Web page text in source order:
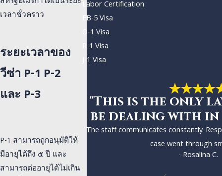
เวลาชั่วคราว
ระยะเวลาของ
วีซ่า P-1 P-2
และ P-3
P-1 สามารถถูกอนุมัติให้
มีอายุได้ถึง ๕ ปี และ
สามารถต่ออายุได้ไม่เกิน
Labor Certification
EB-5 Visa
O-1 Visa
R-1 Visa
J-1 Visa
"This is the only
be dealing with
The staff communicates constantly.
case went through
- Rosalina C.